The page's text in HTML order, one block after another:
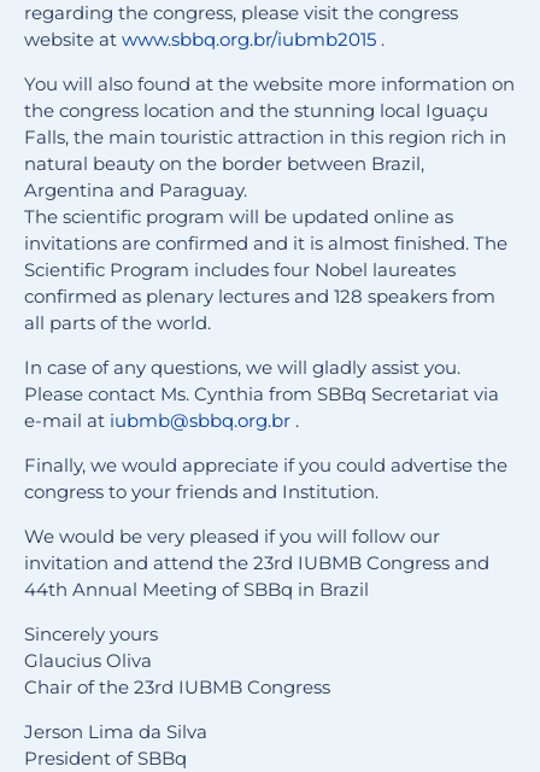
regarding the congress, please visit the congress
website at www.sbbq.org.br/iubmb2015 .
You will also found at the website more information on
the congress location and the stunning local Iguaçu
Falls, the main touristic attraction in this region rich in
natural beauty on the border between Brazil,
Argentina and Paraguay.
The scientific program will be updated online as
invitations are confirmed and it is almost finished. The
Scientific Program includes four Nobel laureates
confirmed as plenary lectures and 128 speakers from
all parts of the world.
In case of any questions, we will gladly assist you.
Please contact Ms. Cynthia from SBBq Secretariat via
e-mail at iubmb@sbbq.org.br .
Finally, we would appreciate if you could advertise the
congress to your friends and Institution.
We would be very pleased if you will follow our
invitation and attend the 23rd IUBMB Congress and
44th Annual Meeting of SBBq in Brazil
Sincerely yours
Glaucius Oliva
Chair of the 23rd IUBMB Congress
Jerson Lima da Silva
President of SBBq